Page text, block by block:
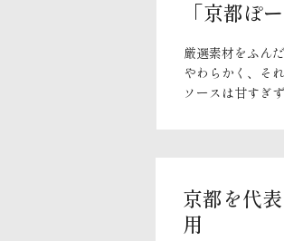
「京都ぽ
厳選素材をふん
やわらかく、そ
ソースは甘すぎ
京都を代
用